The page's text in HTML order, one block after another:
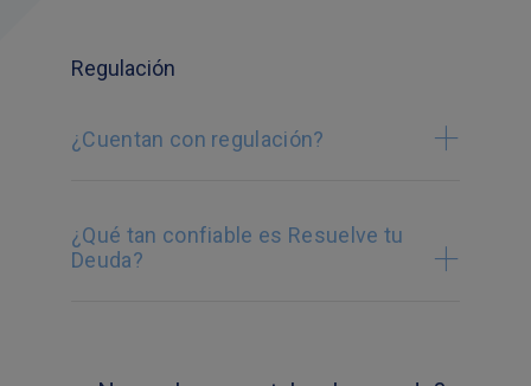
Regulación
¿Cuentan con regulación?
¿Qué tan confiable es Resuelve tu
Deuda?